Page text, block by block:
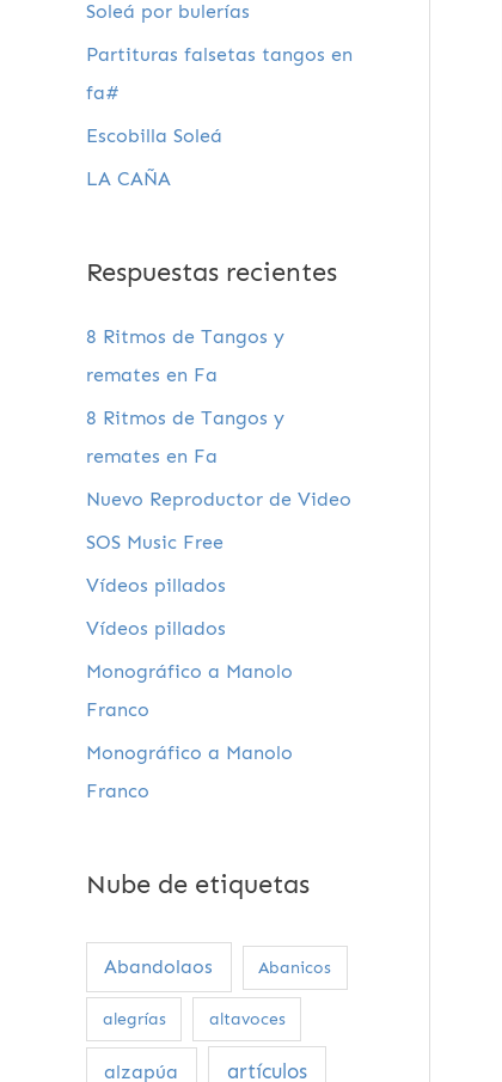
Soleá por bulerías
Partituras falsetas tangos en
fa#
Escobilla Soleá
LA CAÑA
Respuestas recientes
8 Ritmos de Tangos y
remates en Fa
8 Ritmos de Tangos y
remates en Fa
Nuevo Reproductor de Video
SOS Music Free
Vídeos pillados
Vídeos pillados
Monográfico a Manolo
Franco
Monográfico a Manolo
Franco
Nube de etiquetas
Abandolaos Abanicos
alegrías altavoces
alzapúa artículos